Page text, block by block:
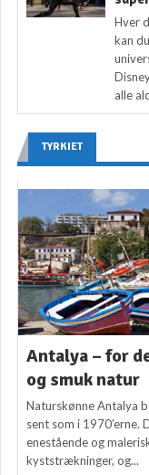
Hver
kan
alle
TYRKIET
Antalya – for
og smuk natur
Naturskønne Antalya
sent som i 1970’erne.
enestående og
kyststrækninger, og...